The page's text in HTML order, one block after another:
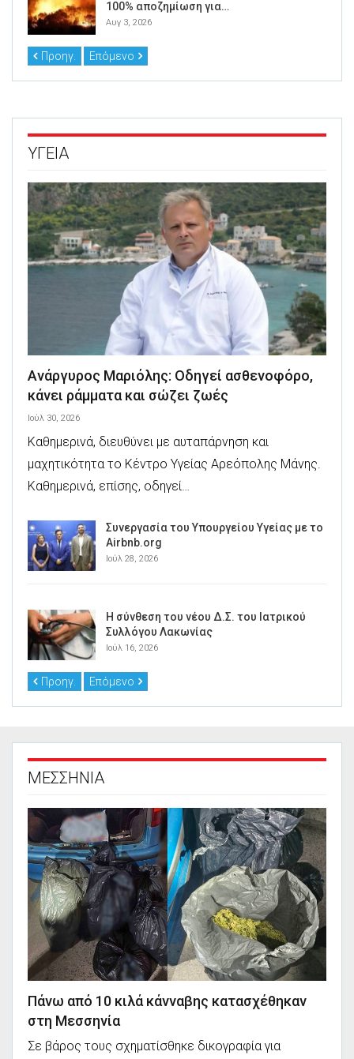
100% αποζημίωση για…
Αυγ 3, 2026
Προηγ. Επόμενο
ΥΓΕΙΑ
Ανάργυρος Μαριόλης: Οδηγεί ασθενοφόρο,
κάνει ράμματα και σώζει ζωές
Ιούλ 30, 2026
Καθημερινά, διευθύνει με αυταπάρνηση και
μαχητικότητα το Κέντρο Υγείας Αρεόπολης Μάνης.
Καθημερινά, επίσης, οδηγεί…
Συνεργασία του Υπουργείου Υγείας με το
Airbnb.org
Ιούλ 28, 2026
Η σύνθεση του νέου Δ.Σ. του Ιατρικού
Συλλόγου Λακωνίας
Ιούλ 16, 2026
Προηγ. Επόμενο
ΜΕΣΣΗΝΙΑ
Πάνω από 10 κιλά κάνναβης κατασχέθηκαν
στη Μεσσηνία
Σε βάρος τους σχηματίσθηκε δικογραφία για